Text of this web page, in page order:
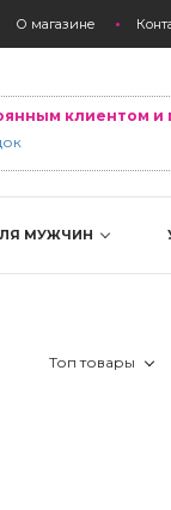
О магазине
клиентом и
МУЖЧИН
Топ товары